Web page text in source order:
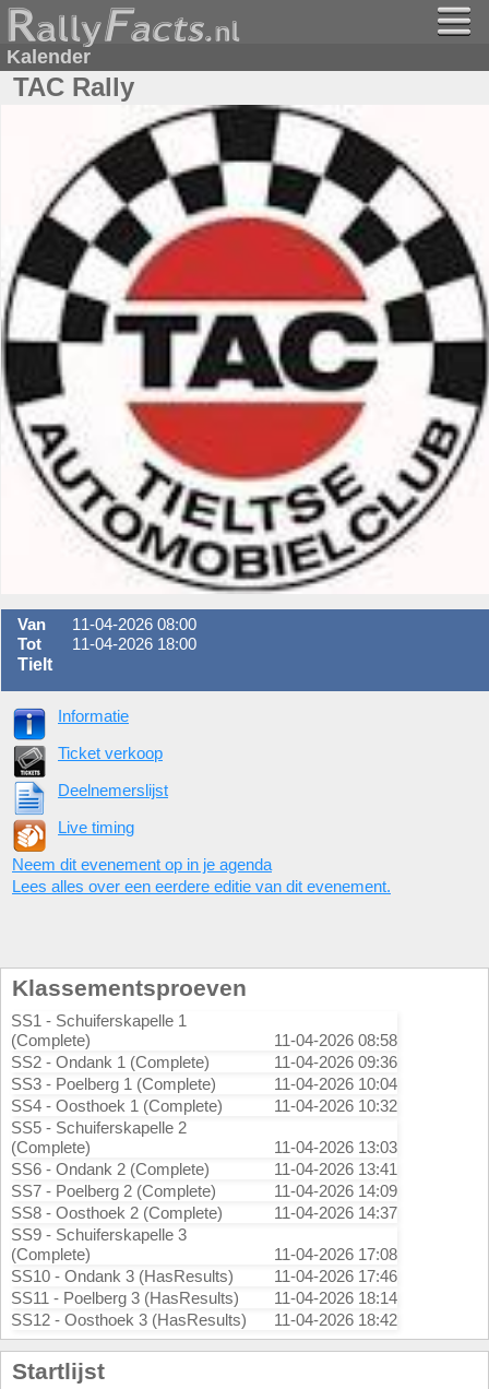
Kalender
TAC Rally
Van
11-04-2026 08:00
Tot
11-04-2026 18:00
Tielt
Informatie
Ticket verkoop
Deelnemerslijst
Live timing
Neem dit evenement op in je agenda
Lees alles over een eerdere editie van dit evenement.
Klassementsproeven
SS1 - Schuiferskapelle 1
(Complete)
11-04-2026 08:58
SS2 - Ondank 1 (Complete)
11-04-2026 09:36
SS3 - Poelberg 1 (Complete)
11-04-2026 10:04
SS4 - Oosthoek 1 (Complete)
11-04-2026 10:32
SS5 - Schuiferskapelle 2
(Complete)
11-04-2026 13:03
SS6 - Ondank 2 (Complete)
11-04-2026 13:41
SS7 - Poelberg 2 (Complete)
11-04-2026 14:09
SS8 - Oosthoek 2 (Complete)
11-04-2026 14:37
SS9 - Schuiferskapelle 3
(Complete)
11-04-2026 17:08
SS10 - Ondank 3 (HasResults)
11-04-2026 17:46
SS11 - Poelberg 3 (HasResults)
11-04-2026 18:14
SS12 - Oosthoek 3 (HasResults)
11-04-2026 18:42
Startlijst